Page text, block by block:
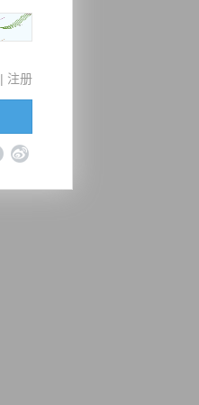
| 注册